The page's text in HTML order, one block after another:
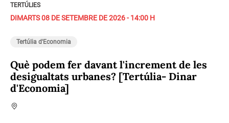
TERTÚLIES
DIMARTS 08 DE SETEMBRE DE 2026 - 14:00 H
Tertúlia d'Economia
Què podem fer davant l'increment de les
desigualtats urbanes? [Tertúlia- Dinar
d'Economia]